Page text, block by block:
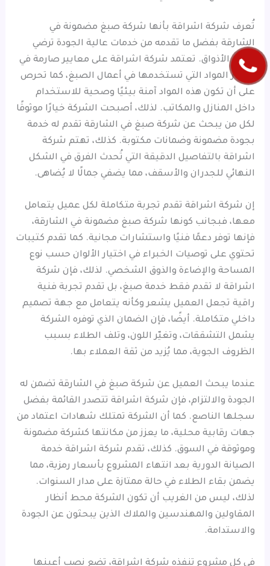
تُعرف شركة اشراقة بأنها شركة صبغ مضمونة في
الشارقة بفضل ما تقدمه من خدمات عالية الجودة ترضي
جميع الأذواق. تعتمد شركة اشراقة على معايير صارمة في
اختيار المواد التي تستخدمها في أعمال الصبغ، كما تحرص
على أن تكون هذه المواد آمنة بيئيًا وصحية للاستخدام
داخل المنازل والمكاتب. لذلك، أصبحت الشركة خيارًا موثوقًا
لكل من يبحث عن شركة صبغ في الشارقة تقدم له خدمة
بجودة مضمونة وضمانات مكتوبة. كذلك، تهتم شركة
اشراقة بالتفاصيل الدقيقة التي تُحدث الفرق في الشكل
النهائي للجدران والأسقف، مما يضفي جمالًا لا يُضاهى.
إن شركة اشراقة تقدم تجربة متكاملة لكل عميل يتعامل
معها، فبجانب كونها شركة صبغ مضمونة في الشارقة،
فإنها توفر دعمًا فنيًا واستشارات مجانية. كما تقدم كتيبات
تحتوي على توصيات الخبراء في اختيار الألوان حسب نوع
المساحة والإضاءة والذوق الشخصي. لذلك، فإن شركة
اشراقة لا تقدم فقط خدمة صبغ، بل تقدم تجربة فنية
راقية تجعل العميل يشعر وكأنه يتعامل مع جهة تصميم
داخلي متكاملة. أيضًا، فإن الضمان الذي توفره الشركة
يشمل التشققات، وتغيّر اللون، وتلف الطلاء بسبب
الظروف الجوية، مما يُزيد من ثقة العملاء بها.
عندما يبحث العميل عن شركة صبغ في الشارقة تضمن له
الجودة والالتزام، فإن شركة اشراقة تتصدر القائمة بفضل
سجلها الناصع. كما أن الشركة تمتلك شهادات اعتماد من
جهات رقابية محلية، ما يعزز من مكانتها كشركة مضمونة
وموثوقة في السوق. كذلك، تقدم شركة اشراقة خدمة
الصيانة الدورية بعد انتهاء المشروع بأسعار رمزية، مما
يضمن بقاء الطلاء في حالة ممتازة على مدار السنوات.
لذلك، ليس من الغريب أن تكون الشركة محط أنظار
المقاولين والمهندسين والملاك الذين يبحثون عن الجودة
والاستدامة.
في كل مشروع تنفذه شركة اشراقة، تضع نصب أعينها